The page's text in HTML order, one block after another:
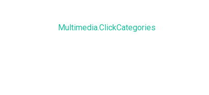
Multimedia.ClickCategories